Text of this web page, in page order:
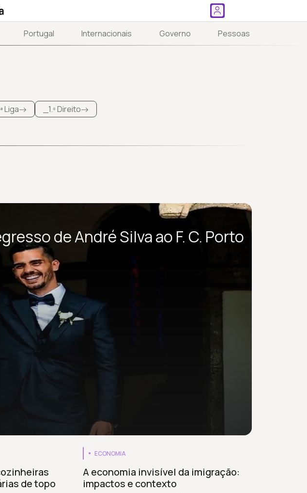
Portugal Internacionais Governo Pessoas
Liga
_1.º Direito
de André Silva ao F. C. Porto
de topo
ECONOMIA
A economia invisível da imigração:
impactos e contexto